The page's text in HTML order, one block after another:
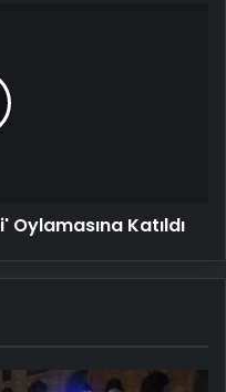
Oylamasına Katıldı